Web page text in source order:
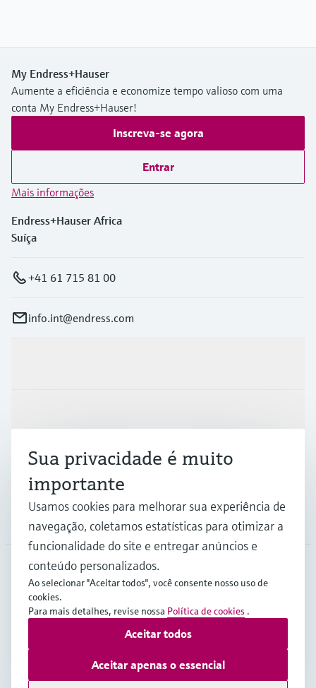
My Endress+Hauser
Aumente a eficiência e economize tempo valioso com uma
conta My Endress+Hauser!
Inscreva-se agora
Entrar
Mais informações
Endress+Hauser Africa
Suíça
+41 61 715 81 00
info.int@endress.com
Suporte
AFS•Português
Copyright © Endress+Hauser Group Services AG
Legal Information
Sua privacidade é muito
importante
Usamos cookies para melhorar sua experiência de
navegação, coletamos estatísticas para otimizar a
funcionalidade do site e entregar anúncios e
conteúdo personalizados.
Ao selecionar "Aceitar todos", você consente nosso uso de
cookies.
Para mais detalhes, revise nossa Política de cookies .
Aceitar apenas o essencial
Aceitar todos